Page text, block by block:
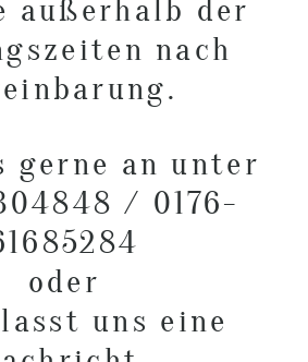
außerhalb der
nach
gerne an unter
/ 0176-
oder
uns eine